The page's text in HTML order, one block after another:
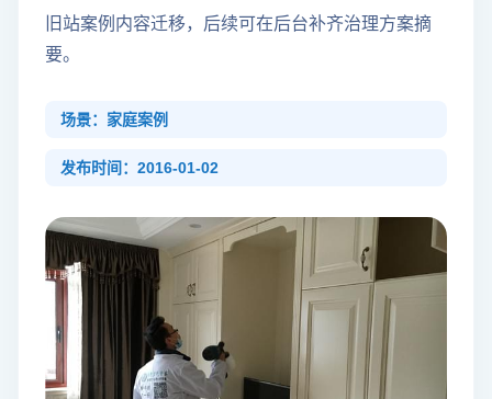
旧站案例内容迁移，后续可在后台补齐治理方案摘
要。
场景：家庭案例
发布时间：2016-01-02